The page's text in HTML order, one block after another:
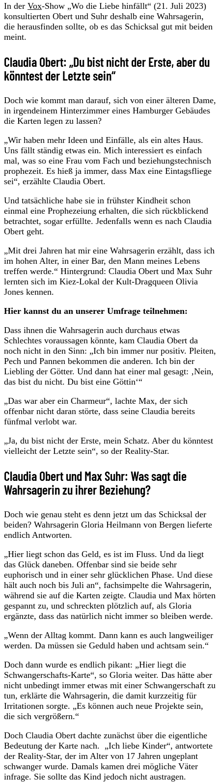
In der Vox-Show „Wo die Liebe hinfällt“ (21. Juli 2023)
konsultierten Obert und Suhr deshalb eine Wahrsagerin,
die herausfinden sollte, ob es das Schicksal gut mit beiden
meint.
Claudia Obert: „Du bist nicht der Erste, aber du
könntest der Letzte sein“
Doch wie kommt man darauf, sich von einer älteren Dame,
in irgendeinem Hinterzimmer eines Hamburger Gebäudes
die Karten legen zu lassen?
„Wir haben mehr Ideen und Einfälle, als ein altes Haus.
Uns fällt ständig etwas ein. Mich interessiert es einfach
mal, was so eine Frau vom Fach und beziehungstechnisch
prophezeit. Es hieß ja immer, dass Max eine Eintagsfliege
sei“, erzählte Claudia Obert.
Und tatsächliche habe sie in frühster Kindheit schon
einmal eine Prophezeiung erhalten, die sich rückblickend
betrachtet, sogar erfüllte. Jedenfalls wenn es nach Claudia
Obert geht.
„Mit drei Jahren hat mir eine Wahrsagerin erzählt, dass ich
im hohen Alter, in einer Bar, den Mann meines Lebens
treffen werde.“ Hintergrund: Claudia Obert und Max Suhr
lernten sich im Kiez-Lokal der Kult-Dragqueen Olivia
Jones kennen.
Hier kannst du an unserer Umfrage teilnehmen:
Dass ihnen die Wahrsagerin auch durchaus etwas
Schlechtes voraussagen könnte, kam Claudia Obert da
noch nicht in den Sinn: „Ich bin immer nur positiv. Pleiten,
Pech und Pannen bekommen die anderen. Ich bin der
Liebling der Götter. Und dann hat einer mal gesagt: ‚Nein,
das bist du nicht. Du bist eine Göttin‘“
„Das war aber ein Charmeur“, lachte Max, der sich
offenbar nicht daran störte, dass seine Claudia bereits
fünfmal verlobt war.
„Ja, du bist nicht der Erste, mein Schatz. Aber du könntest
vielleicht der Letzte sein“, so der Reality-Star.
Claudia Obert und Max Suhr: Was sagt die
Wahrsagerin zu ihrer Beziehung?
Doch wie genau steht es denn jetzt um das Schicksal der
beiden? Wahrsagerin Gloria Heilmann von Bergen lieferte
endlich Antworten.
„Hier liegt schon das Geld, es ist im Fluss. Und da liegt
das Glück daneben. Offenbar sind sie beide sehr
euphorisch und in einer sehr glücklichen Phase. Und diese
hält auch noch bis Juli an“, fachsimpelte die Wahrsagerin,
während sie auf die Karten zeigte. Claudia und Max hörten
gespannt zu, und schreckten plötzlich auf, als Gloria
ergänzte, dass das natürlich nicht immer so bleiben werde.
„Wenn der Alltag kommt. Dann kann es auch langweiliger
werden. Da müssen sie Geduld haben und achtsam sein.“
Doch dann wurde es endlich pikant: „Hier liegt die
Schwangerschafts-Karte“, so Gloria weiter. Das hätte aber
nicht unbedingt immer etwas mit einer Schwangerschaft zu
tun, erklärte die Wahrsagerin, die damit kurzzeitig für
Irritationen sorgte. „Es können auch neue Projekte sein,
die sich vergrößern.“
Doch Claudia Obert dachte zunächst über die eigentliche
Bedeutung der Karte nach. „Ich liebe Kinder“, antwortete
der Reality-Star, der im Alter von 17 Jahren ungeplant
schwanger wurde. Damals kamen drei mögliche Väter
infrage. Sie sollte das Kind jedoch nicht austragen.